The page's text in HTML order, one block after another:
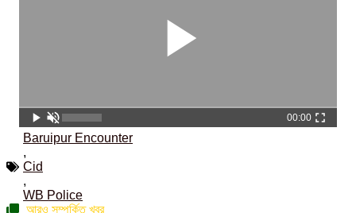
00:00
Baruipur Encounter
,
Cid
,
WB Police
আরও সম্পর্কিত খবর